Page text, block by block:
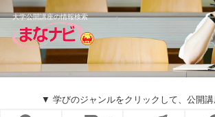
大学公開講座の情報検索
▼ 学びのジャンルをクリックして、公開